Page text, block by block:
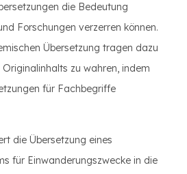
die Bedeutung
Forschungen verzerren können.
Übersetzung tragen dazu
zu wahren, indem
für Fachbegriffe
die Übersetzung eines
für Einwanderungszwecke in die